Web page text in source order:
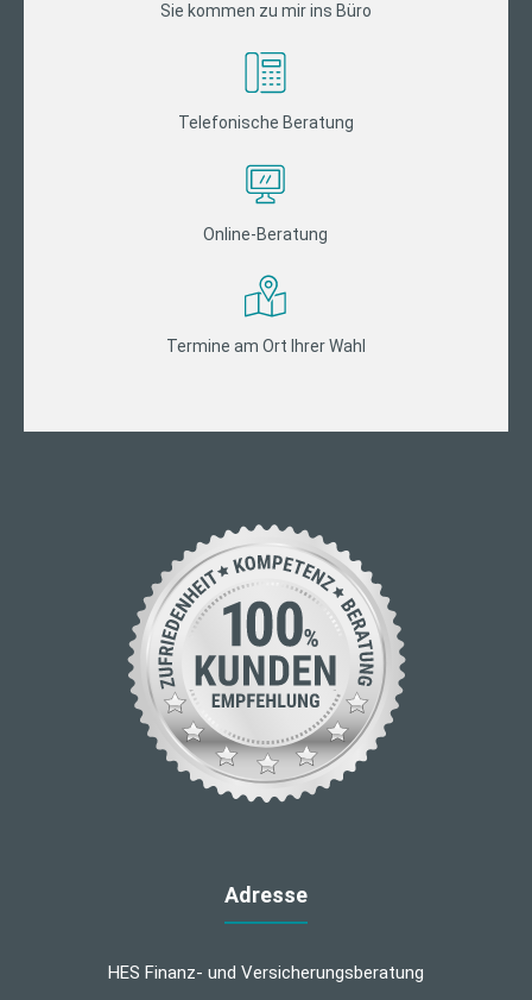
Sie kommen zu mir ins Büro
Telefonische Beratung
Online-Beratung
Termine am Ort Ihrer Wahl
Adresse
HES Finanz- und Versicherungsberatung